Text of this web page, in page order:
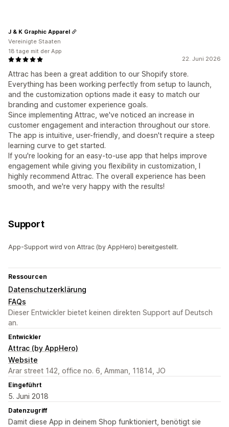
22. Juni 2026
Attrac has been a great addition to our Shopify store.
Everything has been working perfectly from setup to launch,
and the customization options made it easy to match our
branding and customer experience goals.
Since implementing Attrac, we've noticed an increase in
customer engagement and interaction throughout our store.
The app is intuitive, user-friendly, and doesn't require a steep
learning curve to get started.
If you're looking for an easy-to-use app that helps improve
engagement while giving you flexibility in customization, I
highly recommend Attrac. The overall experience has been
smooth, and we're very happy with the results!
J & K Graphic Apparel
Vereinigte Staaten
18 tage mit der App
Support
App-Support wird von Attrac (by AppHero) bereitgestellt.
Ressourcen
Datenschutzerklärung
FAQs
Dieser Entwickler bietet keinen direkten Support auf Deutsch
an.
Entwickler
Attrac (by AppHero)
Website
Arar street 142, office no. 6, Amman, 11814, JO
Eingeführt
5. Juni 2018
Datenzugriff
Damit diese App in deinem Shop funktioniert, benötigt sie